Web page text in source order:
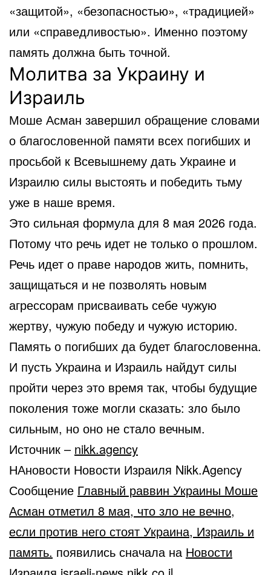
«защитой», «безопасностью», «традицией»
или «справедливостью». Именно поэтому
память должна быть точной.
Молитва за Украину и
Израиль
Моше Асман завершил обращение словами
о благословенной памяти всех погибших и
просьбой к Всевышнему дать Украине и
Израилю силы выстоять и победить тьму
уже в наше время.
Это сильная формула для 8 мая 2026 года.
Потому что речь идет не только о прошлом.
Речь идет о праве народов жить, помнить,
защищаться и не позволять новым
агрессорам присваивать себе чужую
жертву, чужую победу и чужую историю.
Память о погибших да будет благословенна.
И пусть Украина и Израиль найдут силы
пройти через это время так, чтобы будущие
поколения тоже могли сказать: зло было
сильным, но оно не стало вечным.
Источник – nikk.agency
НАновости Новости Израиля Nikk.Agency
Сообщение Главный раввин Украины Моше
Асман отметил 8 мая, что зло не вечно,
если против него стоят Украина, Израиль и
память. появились сначала на Новости